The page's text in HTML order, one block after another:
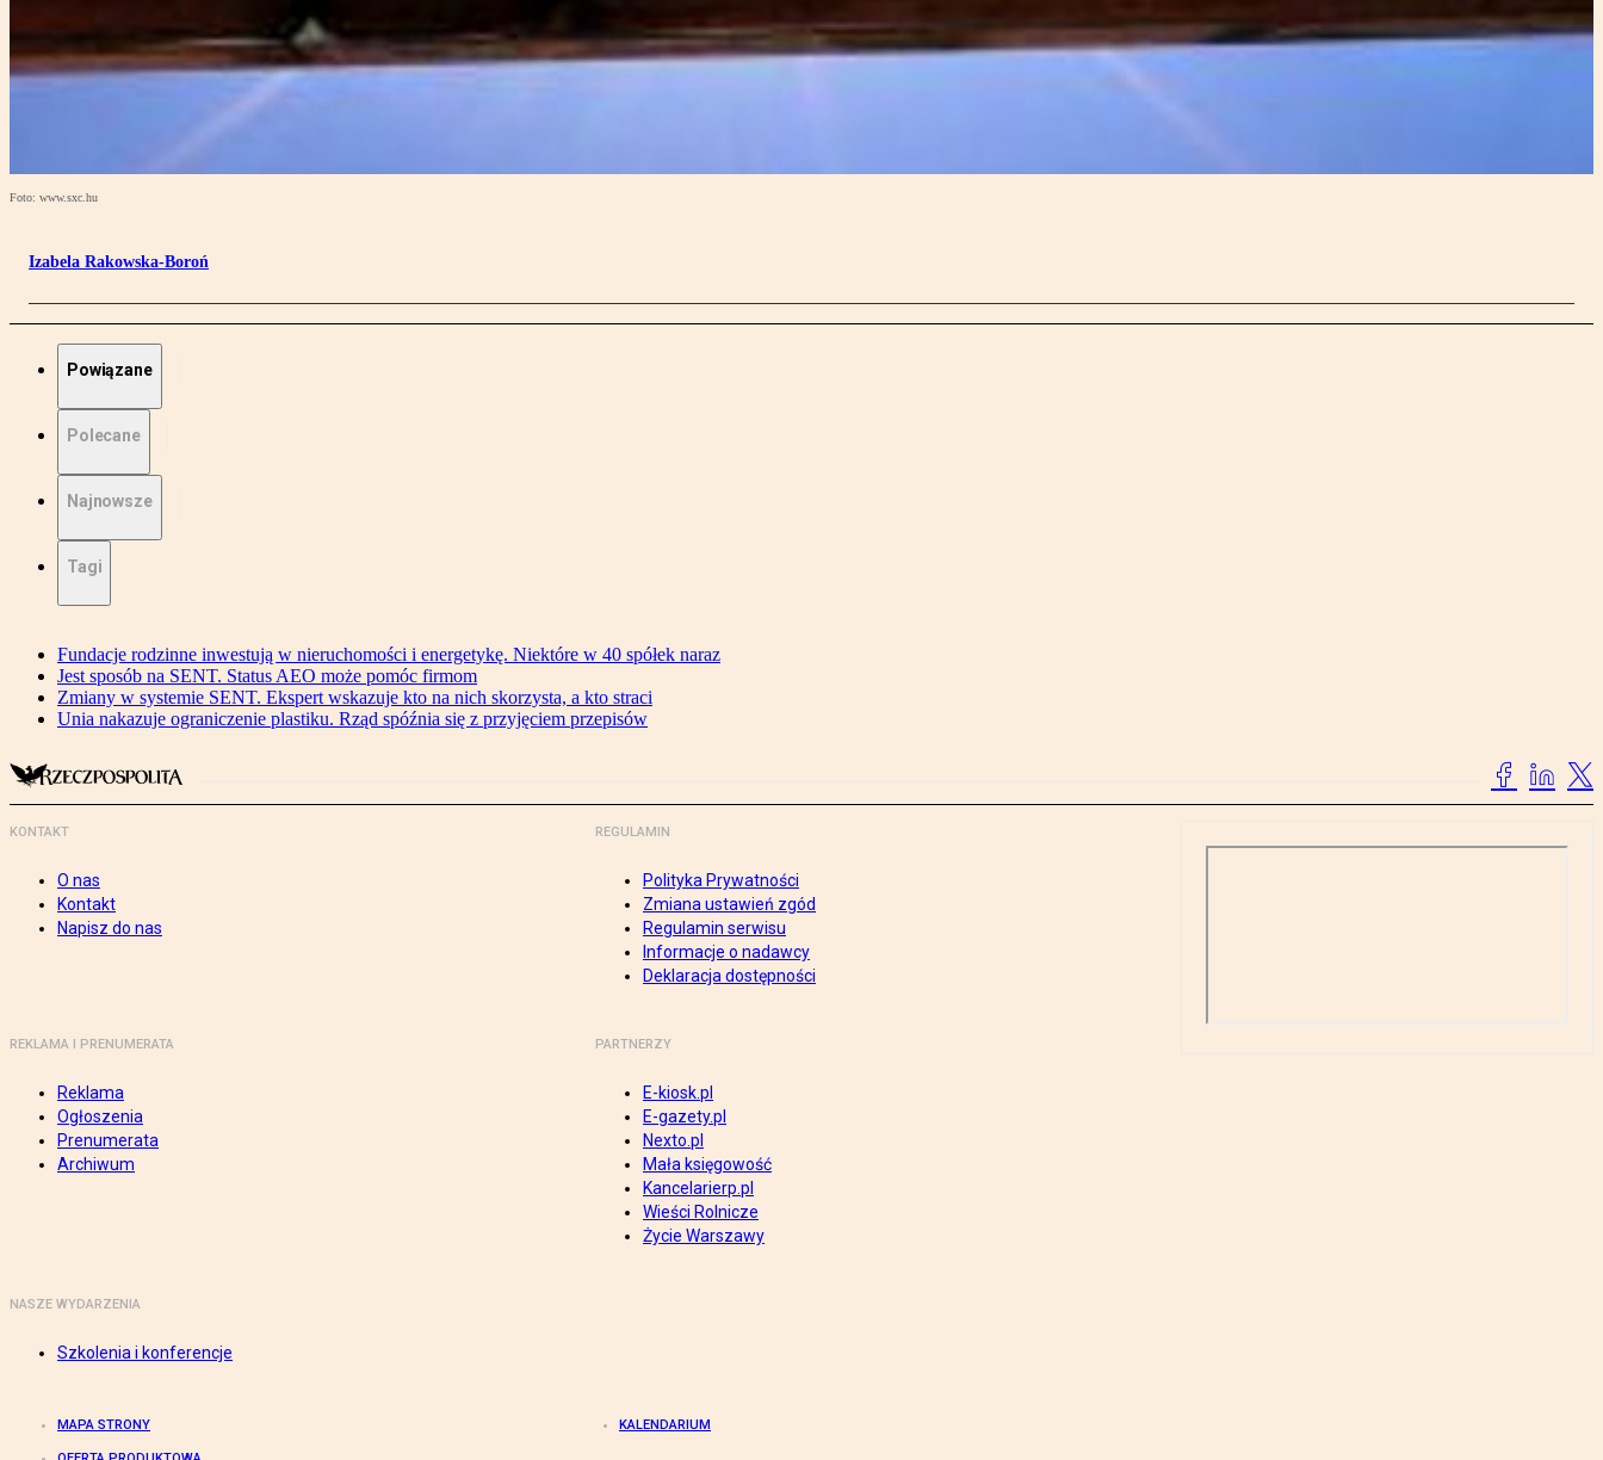
Foto: www.sxc.hu
Izabela Rakowska-Boroń
Powiązane
Polecane
Najnowsze
Tagi
Fundacje rodzinne inwestują w nieruchomości i energetykę. Niektóre w 40 spółek naraz
Jest sposób na SENT. Status AEO może pomóc firmom
Zmiany w systemie SENT. Ekspert wskazuje kto na nich skorzysta, a kto straci
Unia nakazuje ograniczenie plastiku. Rząd spóźnia się z przyjęciem przepisów
KONTAKT
O nas
Kontakt
Napisz do nas
REGULAMIN
Polityka Prywatności
Zmiana ustawień zgód
Regulamin serwisu
Informacje o nadawcy
Deklaracja dostępności
REKLAMA I PRENUMERATA
Reklama
Ogłoszenia
Prenumerata
Archiwum
PARTNERZY
E-kiosk.pl
E-gazety.pl
Nexto.pl
Mała księgowość
Kancelarierp.pl
Wieści Rolnicze
Życie Warszawy
NASZE WYDARZENIA
Szkolenia i konferencje
MAPA STRONY KALENDARIUM